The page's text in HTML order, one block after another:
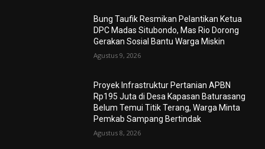
Bung Taufik Resmikan Pelantikan Ketua
DPC Madas Situbondo, Mas Rio Dorong
Gerakan Sosial Bantu Warga Miskin
Agustus 9, 2026
Proyek Infrastruktur Pertanian APBN
Rp195 Juta di Desa Kapasan Baturasang
Belum Temui Titik Terang, Warga Minta
Pemkab Sampang Bertindak
Agustus 8, 2026